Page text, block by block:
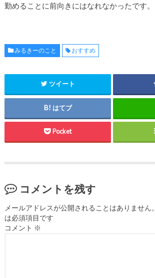
勤めることに前向きにはなれなかったです。
みるきーのこと おすすめ
ツイート
はてブ
Pocket
コメントを残す
メールアドレスが公開されることはありません。
は必須項目です
コメント ※